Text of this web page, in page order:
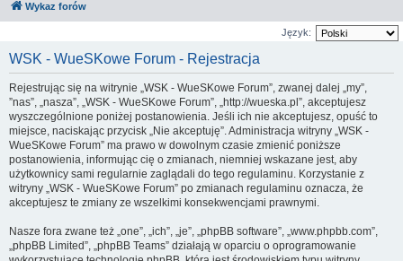
Wykaz forów
Język:
WSK - WueSKowe Forum - Rejestracja
Rejestrując się na witrynie „WSK - WueSKowe Forum”, zwanej dalej „my”,
”nas”, „nasza”, „WSK - WueSKowe Forum”, „http://wueska.pl”, akceptujesz
wyszczególnione poniżej postanowienia. Jeśli ich nie akceptujesz, opuść to
miejsce, naciskając przycisk „Nie akceptuję”. Administracja witryny „WSK -
WueSKowe Forum” ma prawo w dowolnym czasie zmienić poniższe
postanowienia, informując cię o zmianach, niemniej wskazane jest, aby
użytkownicy sami regularnie zaglądali do tego regulaminu. Korzystanie z
witryny „WSK - WueSKowe Forum” po zmianach regulaminu oznacza, że
akceptujesz te zmiany ze wszelkimi konsekwencjami prawnymi.
Nasze fora zwane też „one”, „ich”, „je”, „phpBB software”, „www.phpbb.com”,
„phpBB Limited”, „phpBB Teams” działają w oparciu o oprogramowanie